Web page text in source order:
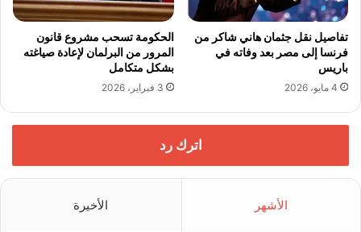
تفاصيل نقل جثمان هاني شاكر من
فرنسا إلى مصر بعد وفاته في
باريس
4 مايو، 2026
الحكومة تسحب مشروع قانون
المرور من البرلمان لإعادة صياغته
بشكل متكامل
3 فبراير، 2026
اترك رد
الأشهر الأخيرة